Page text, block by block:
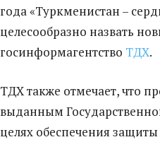
года «Туркменистан –
целесообразно назвать
госинформагентство ТДХ.
ТДХ также отмечает, что
выданным
целях обеспечения